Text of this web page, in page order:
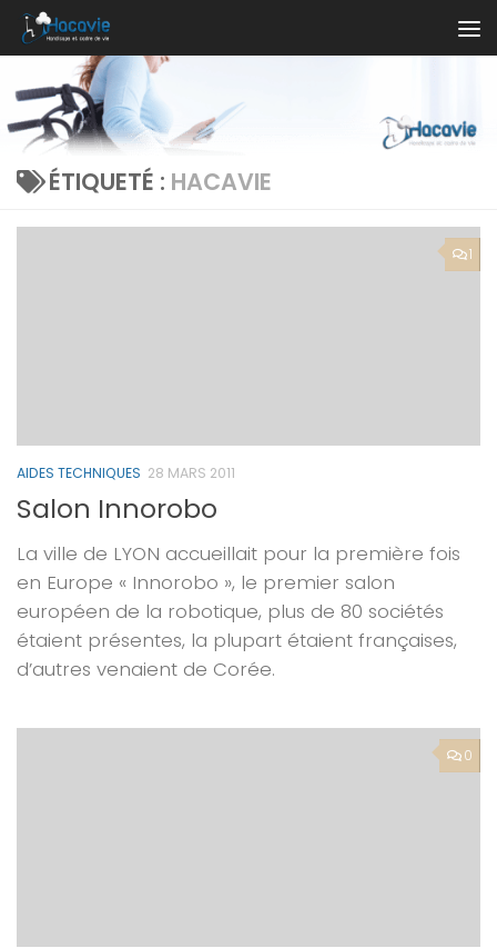
Au dessous du contenu
ÉTIQUETÉ : HACAVIE
1
AIDES TECHNIQUES 28 MARS 2011
Salon Innorobo
La ville de LYON accueillait pour la première fois
en Europe « Innorobo », le premier salon
européen de la robotique, plus de 80 sociétés
étaient présentes, la plupart étaient françaises,
d’autres venaient de Corée.
0